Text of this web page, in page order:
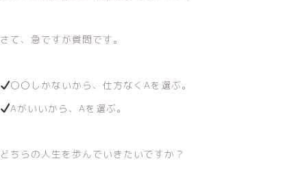
さて、急ですが質問です。
〇〇しかないから、仕方なくAを選ぶ。
Aがいいから、Aを選ぶ。
どちらの人生を歩んでいきたいですか？